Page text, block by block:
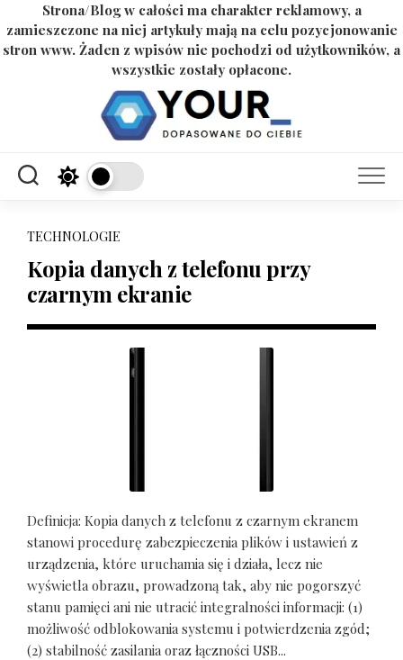
Strona/Blog w całości ma charakter reklamowy, a
zamieszczone na niej artykuły mają na celu pozycjonowanie
stron www. Żaden z wpisów nie pochodzi od użytkowników, a
wszystkie zostały opłacone.
TECHNOLOGIE
Kopia danych z telefonu przy
czarnym ekranie
Definicja: Kopia danych z telefonu z czarnym ekranem
stanowi procedurę zabezpieczenia plików i ustawień z
urządzenia, które uruchamia się i działa, lecz nie
wyświetla obrazu, prowadzoną tak, aby nie pogorszyć
stanu pamięci ani nie utracić integralności informacji: (1)
możliwość odblokowania systemu i potwierdzenia zgód;
(2) stabilność zasilania oraz łączności USB...